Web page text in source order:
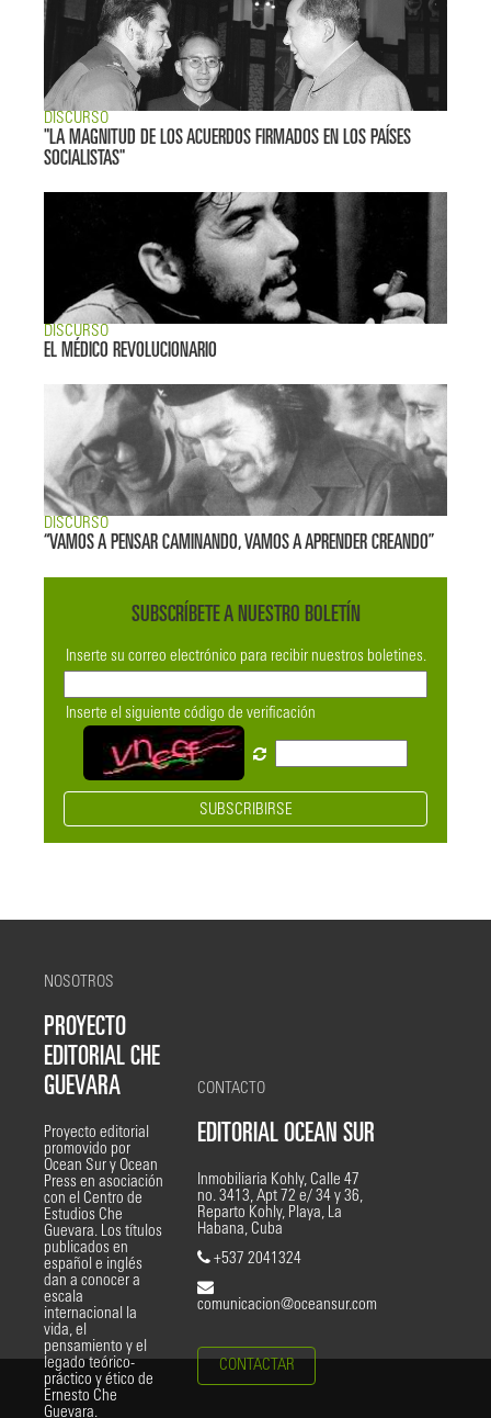
DISCURSO
"LA MAGNITUD DE LOS ACUERDOS FIRMADOS EN LOS PAÍSES
SOCIALISTAS"
DISCURSO
EL MÉDICO REVOLUCIONARIO
DISCURSO
“VAMOS A PENSAR CAMINANDO, VAMOS A APRENDER CREANDO”
SUBSCRÍBETE A NUESTRO BOLETÍN
Inserte su correo electrónico para recibir nuestros boletines.
Inserte el siguiente código de verificación
SUBSCRIBIRSE
NOSOTROS
PROYECTO
EDITORIAL CHE
GUEVARA
Proyecto editorial
promovido por
Ocean Sur y Ocean
Press en asociación
con el Centro de
Estudios Che
Guevara. Los títulos
publicados en
español e inglés
dan a conocer a
escala
internacional la
vida, el
pensamiento y el
legado teórico-
práctico y ético de
Ernesto Che
Guevara.
CONTACTO
EDITORIAL OCEAN SUR
Inmobiliaria Kohly, Calle 47
no. 3413, Apt 72 e/ 34 y 36,
Reparto Kohly, Playa, La
Habana, Cuba
+537 2041324
comunicacion@oceansur.com
CONTACTAR